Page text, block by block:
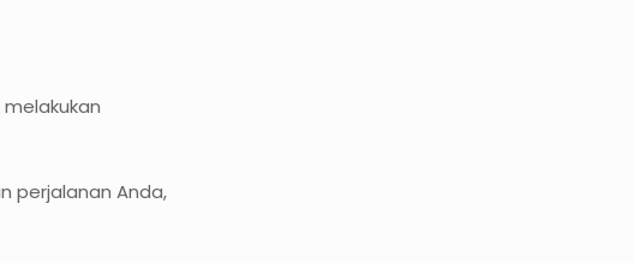
perjalanan Anda,